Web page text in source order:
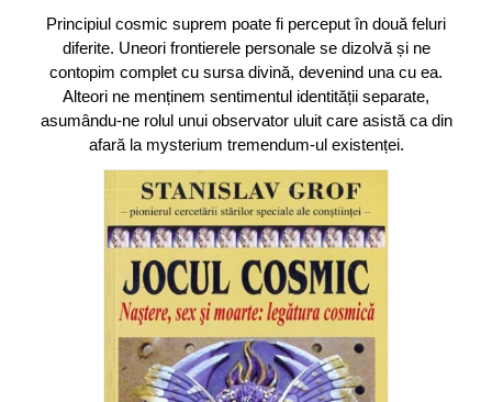
Principiul cosmic suprem poate fi perceput în două feluri
diferite. Uneori frontierele personale se dizolvă și ne
contopim complet cu sursa divină, devenind una cu ea.
Alteori ne menținem sentimentul identității separate,
asumându-ne rolul unui observator uluit care asistă ca din
afară la mysterium tremendum-ul existenței.